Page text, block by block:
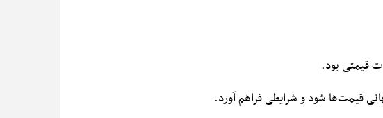
قیمتی بود.
قیمت‌ها شود و شرایطی فراهم آورد.